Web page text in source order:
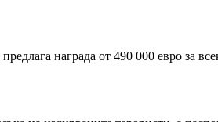
награда от 490 000 евро за